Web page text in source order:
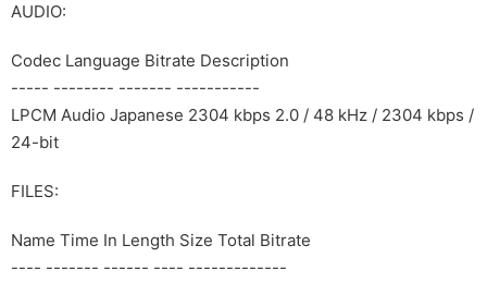
AUDIO:
Codec Language Bitrate Description
----- -------- ------- -----------
LPCM Audio Japanese 2304 kbps 2.0 / 48 kHz / 2304 kbps /
24-bit
FILES:
Name Time In Length Size Total Bitrate
---- ------- ------ ---- -------------